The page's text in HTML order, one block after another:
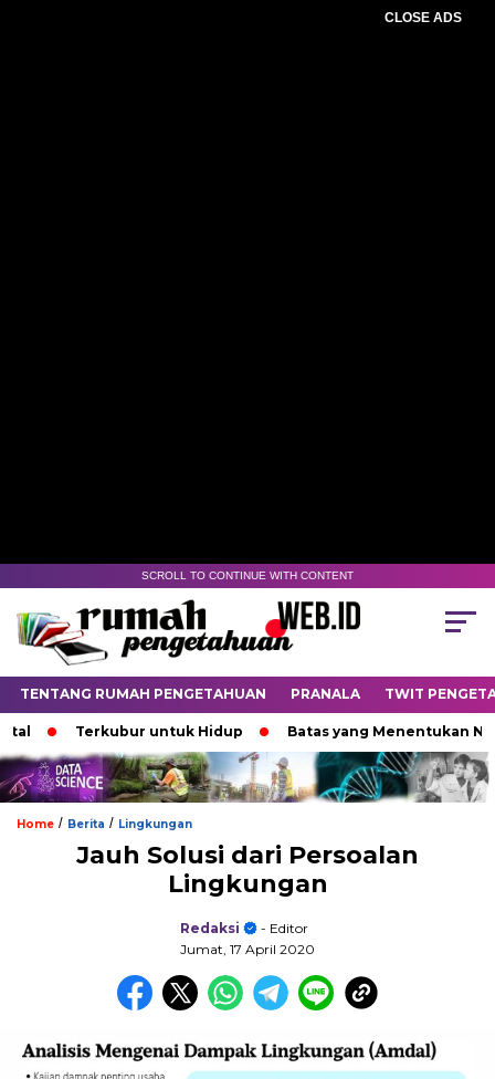
CLOSE ADS
SCROLL TO CONTINUE WITH CONTENT
TENTANG RUMAH PENGETAHUAN PRANALA TWIT
Terkubur untuk Hidup Batas yang Menentukan Nasib
Home / Berita / Lingkungan
Jauh Solusi dari Persoalan
Lingkungan
Redaksi
- Editor
Jumat, 17 April 2020